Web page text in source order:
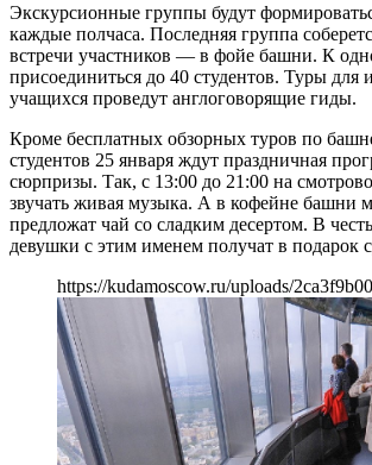
Экскурсионные группы будут
каждые полчаса. Последняя группа
встречи участников — в фойе башни. К
присоединиться до 40 студентов. Туры для
учащихся проведут англоговорящие гиды.
Кроме бесплатных обзорных туров по
студентов 25 января ждут праздничная
сюрпризы. Так, с 13:00 до 21:00 на
звучать живая музыка. А в кофейне башни
предложат чай со сладким десертом. В
девушки с этим именем получат в подарок
https://kudamoscow.ru/uploads/